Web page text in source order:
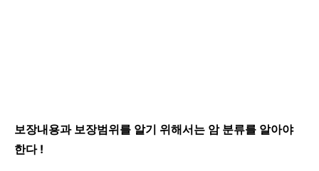
보장내용과 보장범위를 알기 위해서는 암 분류를 알아야
한다 !